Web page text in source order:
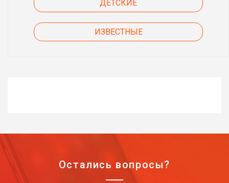
ДЕТСКИЕ
ИЗВЕСТНЫЕ
Остались вопросы?